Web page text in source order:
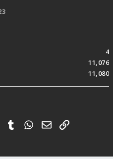
4
11,076
11,080
PinterestTumblrWhatsApp
電子郵件
連結